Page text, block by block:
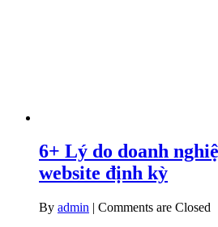
6+ Lý do doanh
website định kỳ
By admin | Comments are Closed